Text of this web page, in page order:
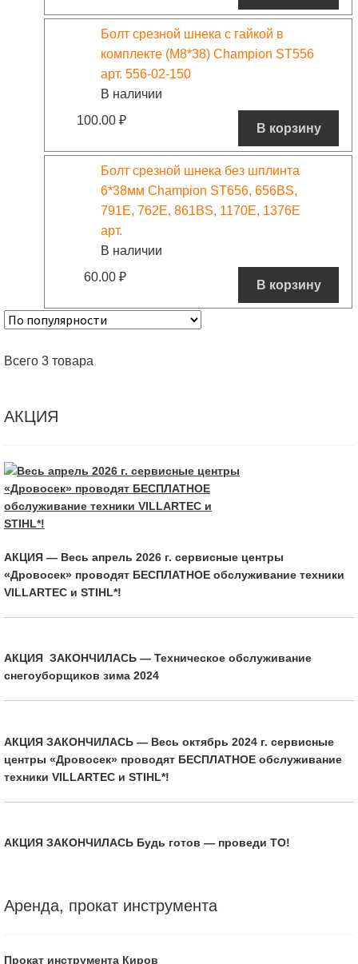
Болт срезной шнека с гайкой в
комплекте (M8*38) Champion ST556
арт. 556-02-150
В наличии
100.00 ₽
В корзину
Болт срезной шнека без шплинта
6*38мм Champion ST656, 656BS,
791E, 762E, 861BS, 1170E, 1376E
арт.
В наличии
60.00 ₽
В корзину
Всего 3 товара
АКЦИЯ
АКЦИЯ — Весь апрель 2026 г. сервисные центры
«Дровосек» проводят БЕСПЛАТНОЕ обслуживание техники
VILLARTEC и STIHL*!
АКЦИЯ ЗАКОНЧИЛАСЬ — Техническое обслуживание
снегоуборщиков зима 2024
АКЦИЯ ЗАКОНЧИЛАСЬ — Весь октябрь 2024 г. сервисные
центры «Дровосек» проводят БЕСПЛАТНОЕ обслуживание
техники VILLARTEC и STIHL*!
АКЦИЯ ЗАКОНЧИЛАСЬ Будь готов — проведи ТО!
Аренда, прокат инструмента
Прокат инструмента Киров